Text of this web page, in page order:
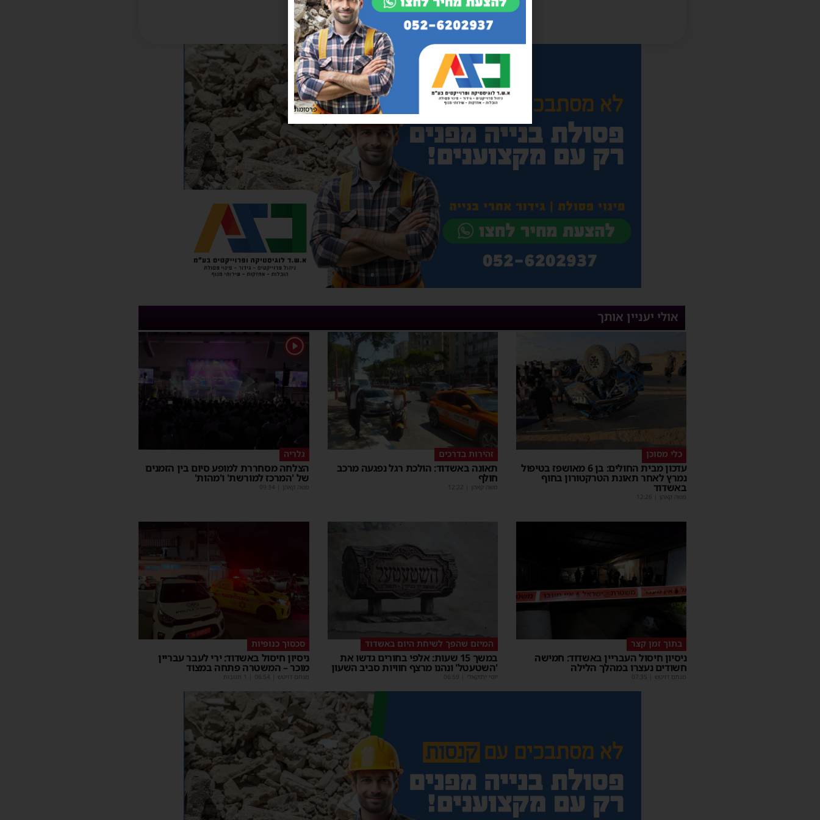
אולי יעניין אותך
כלי מסוכן
עדכון מבית החולים: בן 6 מאושפז בטיפול
נמרץ לאחר תאונת הטרקטורון בחוף
באשדוד
משה קאהן 12:26
זהירות בדרכים
תאונה באשדוד: הולכת רגל נפגעה מרכב
חולף
משה קאהן 12:22
1
גלריה
הצלחה מסחררת למופע סיום בין הזמנים
של 'המרכז למורשת' ו'מהות'
משה קאהן 09:34
בתוך זמן קצר
ניסיון חיסול העבריין באשדוד: חמישה
חשודים נעצרו במהלך הלילה
מנחם דויטש 07:35
המיזם שהפך לשיחת היום באשדוד
במשך 15 שעות: אלפי בחורים גדשו את
'השטעטל' ונהנו מרצף חוויות סביב השעון
יוסי יחזקאלי 06:59
סכסוך כנופיות
ניסיון חיסול באשדוד: ירי לעבר עבריין
מוכר – המשטרה פתחה במצוד
מנחם דויטש 06:54
פרסומת